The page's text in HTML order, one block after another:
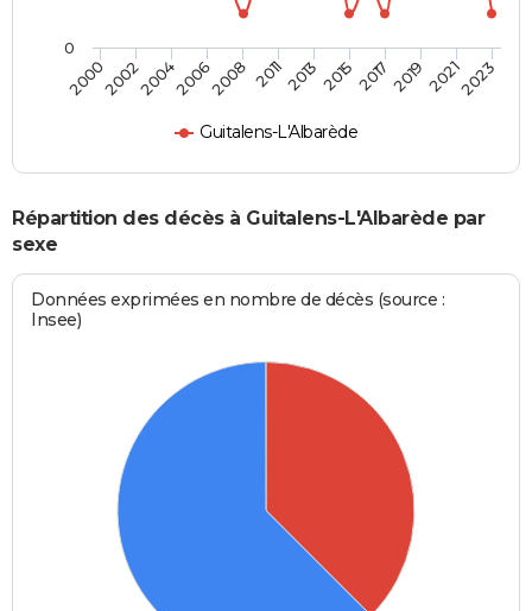
Guitalens-L'Albarède
20002002200420062008 2011201320152017201920212023
0
Répartition des décès à Guitalens-L'Albarède par
sexe
Données exprimées en nombre de décès (source :
Insee)